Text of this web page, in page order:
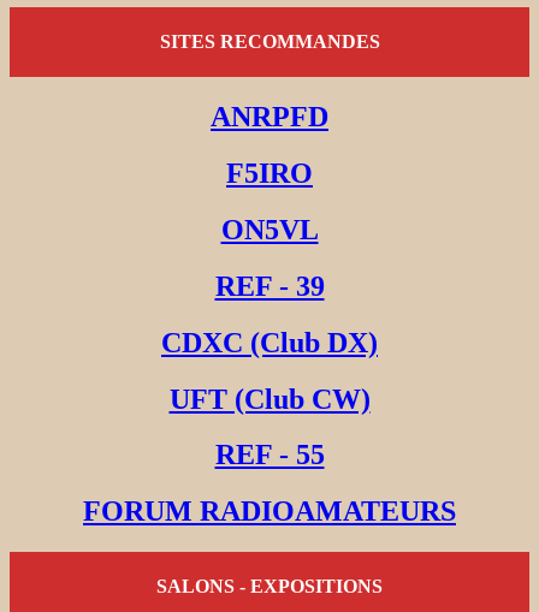
SITES RECOMMANDES
ANRPFD
F5IRO
ON5VL
REF - 39
CDXC (Club DX)
UFT (Club CW)
REF - 55
FORUM RADIOAMATEURS
SALONS - EXPOSITIONS